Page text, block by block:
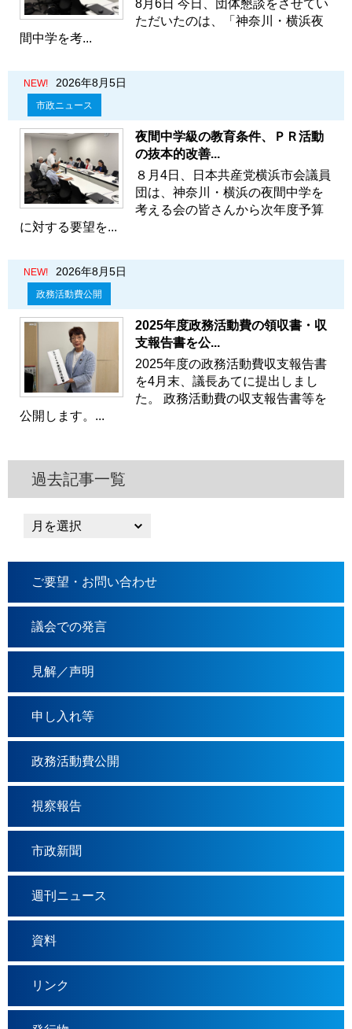
8月6日 今日、団体懇談をさせてい
ただいたのは、「神奈川・横浜夜
間中学を考...
NEW! 2026年8月5日
市政ニュース
夜間中学級の教育条件、ＰＲ活動
の抜本的改善...
８月4日、日本共産党横浜市会議員
団は、神奈川・横浜の夜間中学を
考える会の皆さんから次年度予算
に対する要望を...
NEW! 2026年8月5日
政務活動費公開
2025年度政務活動費の領収書・収
支報告書を公...
2025年度の政務活動費収支報告書
を4月末、議長あてに提出しまし
た。 政務活動費の収支報告書等を
公開します。...
過去記事一覧
ご要望・お問い合わせ
議会での発言
見解／声明
申し入れ等
政務活動費公開
視察報告
市政新聞
週刊ニュース
資料
リンク